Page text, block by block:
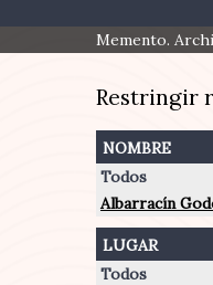
Memento.
Restringir
nombre
Todos
Albarracín
lugar
Todos